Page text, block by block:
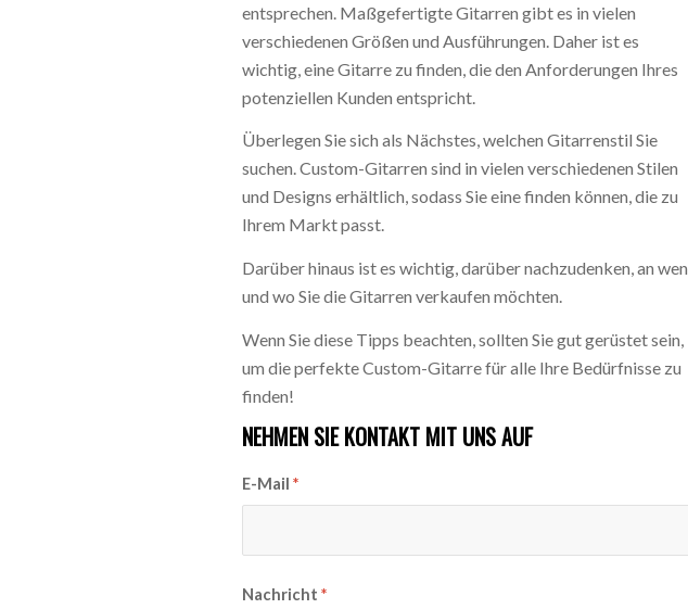
entsprechen. Maßgefertigte Gitarren gibt es in vielen
verschiedenen Größen und Ausführungen. Daher ist es
wichtig, eine Gitarre zu finden, die den Anforderungen Ihres
potenziellen Kunden entspricht.
Überlegen Sie sich als Nächstes, welchen Gitarrenstil Sie
suchen. Custom-Gitarren sind in vielen verschiedenen Stilen
und Designs erhältlich, sodass Sie eine finden können, die zu
Ihrem Markt passt.
Darüber hinaus ist es wichtig, darüber nachzudenken, an wen
und wo Sie die Gitarren verkaufen möchten.
Wenn Sie diese Tipps beachten, sollten Sie gut gerüstet sein,
um die perfekte Custom-Gitarre für alle Ihre Bedürfnisse zu
finden!
NEHMEN SIE KONTAKT MIT UNS AUF
E-Mail *
Nachricht *